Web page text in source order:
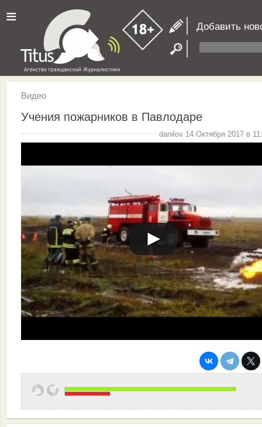
≡ Добавить
Видео
Учения пожарников в Павлодаре
danilov 14 Октября 2017 в